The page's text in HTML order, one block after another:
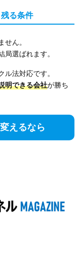
る条件
ん。
選ばれます。
法対応です。
明できる会社が勝ち
えるなら